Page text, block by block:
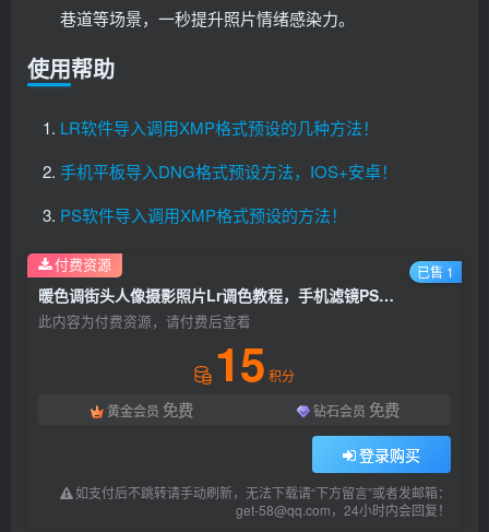
巷道等场景，一秒提升照片情绪感染力。
使用帮助
LR软件导入调用XMP格式预设的几种方法！
手机平板导入DNG格式预设方法，IOS+安卓！
PS软件导入调用XMP格式预设的方法！
暖色调街头人像摄影照片Lr调色教程，手机滤镜PS+Lightroom预设下载！
此内容为付费资源，请付费后查看
15 积分
黄金会员 免费 钻石会员 免费
登录购买
如支付后不跳转请手动刷新，无法下载请“下方留言”或者发邮箱：
get-58@qq.com，24小时内会回复！
付费资源 已售 1